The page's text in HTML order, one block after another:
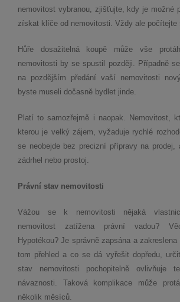
nemovitost vybranou, zjišťujte, kdy je možné
získat klíče od nemovitosti. Vždy ale počítejte
Hůře dosažitelná koupě může vše
nemovitosti by se spustil později. Případně
na pozdějším předání vaší nemovitosti
byste museli dočasně bydlet jinde.
Platí to samozřejmě i naopak. Nemovitost,
kterou je velký zájem, vyžaduje rychlé
se neobejde bez precizní přípravy na prodej,
zádrhel nebo prostoj.
Právní stav nemovitosti
Vážou se k nemovitosti nějaká
nemovitost zatížena právní vadou?
Hypotékou? Je správně zapsána a
tom přehled a co se dá vyřešit dopředu,
stav nemovitosti pochopitelně ovlivňuje
návaznosti. Taková komplikace může
několik měsíců.